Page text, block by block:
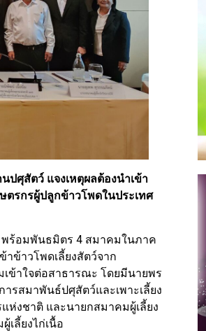
ศุสัตว์ แจงเหตุผลต้องนำเข้า
ตรกรผู้ปลูกข้าวโพดในประเทศ
พร้อมพันธมิตร 4 สมาคมในภาค
าข้าวโพดเลี้ยงสัตว์จาก
เข้าใจต่อสาธารณะ โดยมีนายพร
รสมาพันธ์ปศุสัตว์และเพาะเลี้ยง
ห่งชาติ และนายกสมาคมผู้เลี้ยง
ลี้ยงไก่เนื้อ